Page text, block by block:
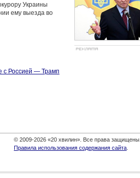
Украины
ему выезда во
с Россией — Трамп
© 2009-2026 «20 хвилин». Все права защищены.
Правила использования содержания сайта